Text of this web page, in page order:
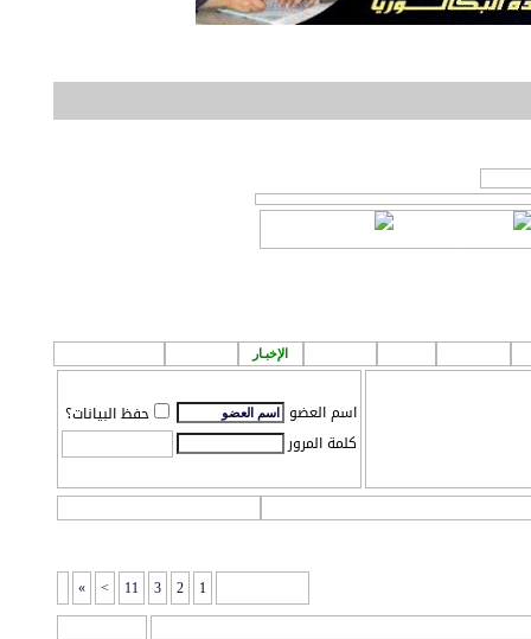
الإخبـار
اسم العضو
حفظ البيانات؟
كلمة المرور
1
2
3
11
>
»